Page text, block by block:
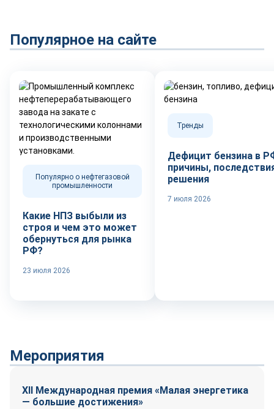
Популярное на сайте
Популярно о нефтегазовой
промышленности
Какие НПЗ выбыли из
строя и чем это может
обернуться для рынка
РФ?
23 июля 2026
Тренды
Дефицит бензина в
причины,
решения
7 июля 2026
Мероприятия
XII Международная премия «Малая энергетика
— большие достижения»